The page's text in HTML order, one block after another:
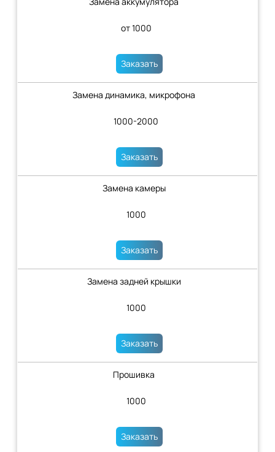
от 1000
Заказать
Замена динамика, микрофона
1000-2000
Заказать
Замена камеры
1000
Заказать
Замена задней крышки
1000
Заказать
Прошивка
1000
Заказать